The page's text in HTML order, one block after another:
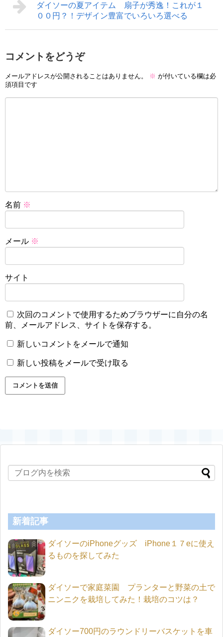
ダイソーの夏アイテム 扇子が秀逸！これが１
００円？！デザイン豊富でいろいろ選べる
コメントをどうぞ
メールアドレスが公開されることはありません。 ※ が付いている欄は必
須項目です
名前 ※
メール ※
サイト
次回のコメントで使用するためブラウザーに自分の名
前、メールアドレス、サイトを保存する。
新しいコメントをメールで通知
新しい投稿をメールで受け取る
新着記事
ダイソーのiPhoneグッズ iPhone１７eに使え
るものを探してみた
ダイソーで家庭菜園 プランターと野菜の土で
ニンニクを栽培してみた！栽培のコツは？
ダイソー700円のラウンドリーバスケットを車